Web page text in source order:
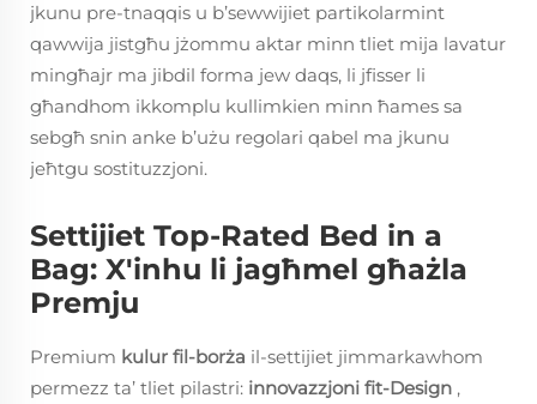
jkunu pre-tnaqqis u b’sewwijiet partikolarmint
qawwija jistgħu jżommu aktar minn tliet mija lavatur
mingħajr ma jibdil forma jew daqs, li jfisser li
għandhom ikkomplu kullimkien minn ħames sa
sebgħ snin anke b’użu regolari qabel ma jkunu
jeħtgu sostituzzjoni.
Settijiet Top-Rated Bed in a
Bag: X'inhu li jagħmel għażla
Premju
Premium kulur fil-borża il-settijiet jimmarkawhom
permezz ta’ tliet pilastri: innovazzjoni fit-Design ,